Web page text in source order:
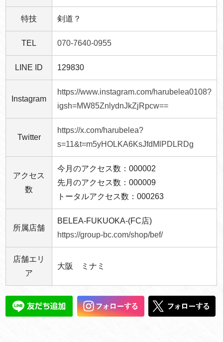
特技 剣道？
TEL 070-7640-0955
LINE ID 129830
Instagram
https://www.instagram.com/harubelea0108?
igsh=MW85ZnlydnJkZjRpcw==
Twitter
https://x.com/harubelea?
s=11&t=m5yHOLKA6KsJfdMlPDLRDg
アクセス
数
今月のアクセス数：000002
先月のアクセス数：000009
トータルアクセス数：000263
所属店舗
BELEA-FUKUOKA-(FC店)
https://group-bc.com/shop/bef/
店舗エリ
ア
大阪 ミナミ